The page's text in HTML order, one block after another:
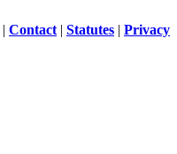
| Contact | Statutes | Privacy